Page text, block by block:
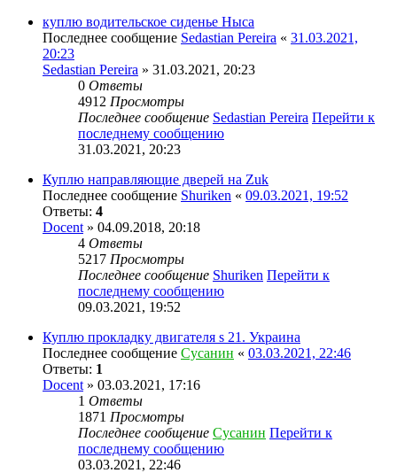
куплю водительское сиденье Ныса
Последнее сообщение Sedastian Pereira « 31.03.2021,
20:23
Sedastian Pereira » 31.03.2021, 20:23
0 Ответы
4912 Просмотры
Последнее сообщение Sedastian Pereira Перейти к
последнему сообщению
31.03.2021, 20:23
Куплю направляющие дверей на Zuk
Последнее сообщение Shuriken « 09.03.2021, 19:52
Ответы: 4
Docent » 04.09.2018, 20:18
4 Ответы
5217 Просмотры
Последнее сообщение Shuriken Перейти к
последнему сообщению
09.03.2021, 19:52
Куплю прокладку двигателя s 21. Украина
Последнее сообщение Сусанин « 03.03.2021, 22:46
Ответы: 1
Docent » 03.03.2021, 17:16
1 Ответы
1871 Просмотры
Последнее сообщение Сусанин Перейти к
последнему сообщению
03.03.2021, 22:46